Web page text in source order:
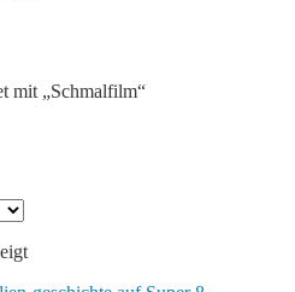
mit „Schmalfilm“